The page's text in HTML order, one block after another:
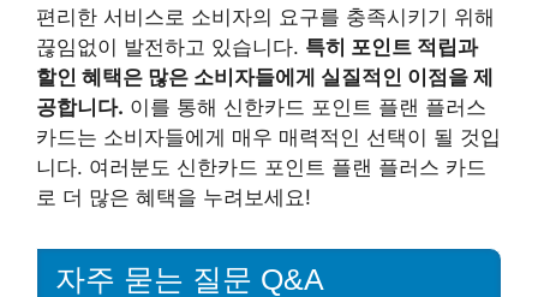
편리한 서비스로 소비자의 요구를 충족시키기 위해
끊임없이 발전하고 있습니다. 특히 포인트 적립과
할인 혜택은 많은 소비자들에게 실질적인 이점을 제
공합니다. 이를 통해 신한카드 포인트 플랜 플러스
카드는 소비자들에게 매우 매력적인 선택이 될 것입
니다. 여러분도 신한카드 포인트 플랜 플러스 카드
로 더 많은 혜택을 누려보세요!
자주 묻는 질문 Q&A